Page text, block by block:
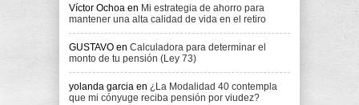
Víctor Ochoa en Mi estrategia de ahorro para
mantener una alta calidad de vida en el retiro
GUSTAVO en Calculadora para determinar el
monto de tu pensión (Ley 73)
yolanda garcia en ¿La Modalidad 40 contempla
que mi cónyuge reciba pensión por viudez?